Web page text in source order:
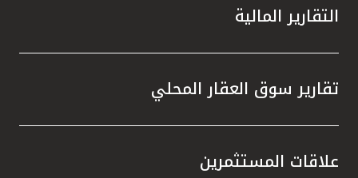
التقارير المالية
تقارير سوق العقار المحلي
علاقات المستثمرين